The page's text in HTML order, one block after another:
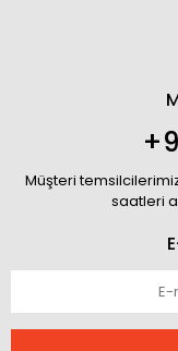
Müşteri
saatleri